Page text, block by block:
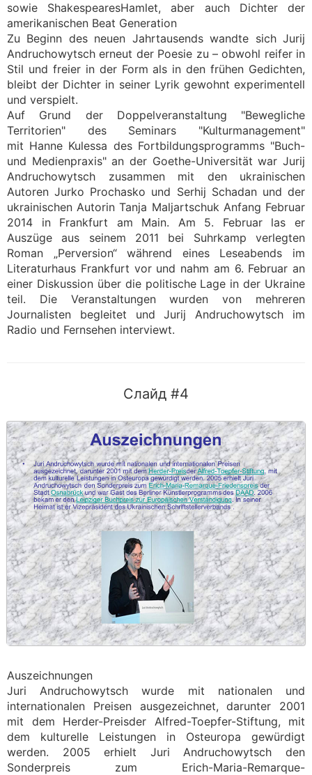
sowie ShakespearesHamlet, aber auch Dichter der
amerikanischen Beat Generation
Zu Beginn des neuen Jahrtausends wandte sich Jurij
Andruchowytsch erneut der Poesie zu – obwohl reifer in
Stil und freier in der Form als in den frühen Gedichten,
bleibt der Dichter in seiner Lyrik gewohnt experimentell
und verspielt.
Auf Grund der Doppelveranstaltung "Bewegliche
Territorien" des Seminars "Kulturmanagement"
mit Hanne Kulessa des Fortbildungsprogramms "Buch-
und Medienpraxis" an der Goethe-Universität war Jurij
Andruchowytsch zusammen mit den ukrainischen
Autoren Jurko Prochasko und Serhij Schadan und der
ukrainischen Autorin Tanja Maljartschuk Anfang Februar
2014 in Frankfurt am Main. Am 5. Februar las er
Auszüge aus seinem 2011 bei Suhrkamp verlegten
Roman „Perversion“ während eines Leseabends im
Literaturhaus Frankfurt vor und nahm am 6. Februar an
einer Diskussion über die politische Lage in der Ukraine
teil. Die Veranstaltungen wurden von mehreren
Journalisten begleitet und Jurij Andruchowytsch im
Radio und Fernsehen interviewt.
Слайд #4
Auszeichnungen
Juri Andruchowytsch wurde mit nationalen und
internationalen Preisen ausgezeichnet, darunter 2001
mit dem Herder-Preisder Alfred-Toepfer-Stiftung, mit
dem kulturelle Leistungen in Osteuropa gewürdigt
werden. 2005 erhielt Juri Andruchowytsch den
Sonderpreis zum Erich-Maria-Remarque-